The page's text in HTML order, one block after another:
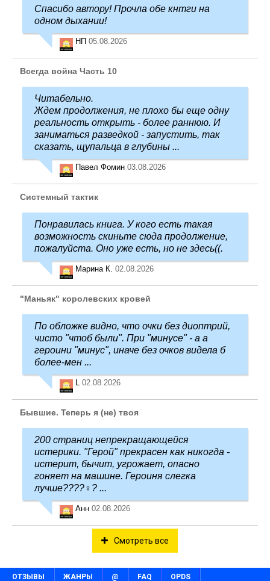
Спасибо автору! Прочла обе кнтги на
одном дыхании!
НП 05.08.2026
Всегда война Часть 10
Читабельно.
Ждем продолжения, не плохо бы еще одну
реальность открыть - более раннюю. И
заниматься разведкой - запустить, так
сказать, щупальца в глубины ...
Павел Фомин 03.08.2026
Системный тактик
Понравилась книга. У кого есть такая
возможность скиньте сюда продолжение,
пожалуйста. Оно уже есть, но не здесь((.
Марина К. 02.08.2026
"Маньяк" королевских кровей
По обложке видно, что очки без диоптрий,
чисто "чтоб были". При "минусе" - а а
героини "минус", иначе без очков видела б
более-мен ...
L 02.08.2026
Бывшие. Теперь я (не) твоя
200 страниц непрекращающейся
истерики. "Герой" прекрасен как никогда -
истерит, бычит, угрожает, опасно
гоняет на машине. Героиня слегка
лучше????‍♀️? ...
Анн 02.08.2026
Смотреть все
ОТЗЫВЫ ЖАНРЫ @ FAQ OPDS